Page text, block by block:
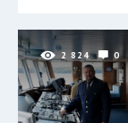
2 824 0